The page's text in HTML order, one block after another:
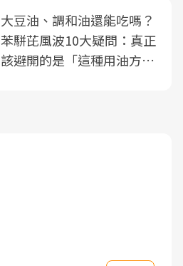
大豆油、調和油還能吃嗎？
苯駢芘風波10大疑問：真正
該避開的是「這種用油方